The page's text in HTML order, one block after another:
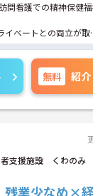
問看護での精神保健
ベートとの両立が取
策ポイントなど、さ
お気軽にご相談くだ
無料 紹介
者支援施設 くわのみ
残業少なめ×